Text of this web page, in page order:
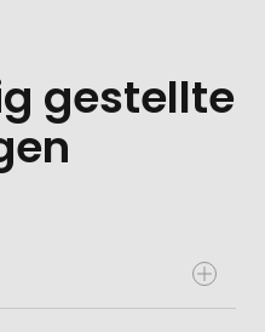
gestellte